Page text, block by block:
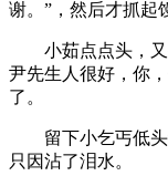
谢。”，然后才抓起
小茹点点头，
尹先生人很好，你
了。
留下小乞丐低
只因沾了泪水。